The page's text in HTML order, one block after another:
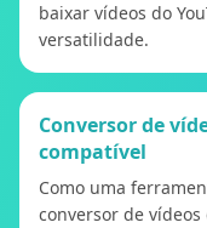
baixar vídeos do
versatilidade.
Conversor de
compatível
Como uma
conversor de